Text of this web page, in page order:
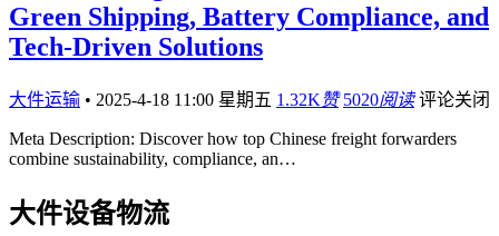
Green Shipping, Battery Compliance, and
Tech-Driven Solutions
大件运输 • 2025-4-18 11:00 星期五 1.32K赞 5020阅读 评论关闭
Meta Description: Discover how top Chinese freight forwarders
combine sustainability, compliance, an…
大件设备物流